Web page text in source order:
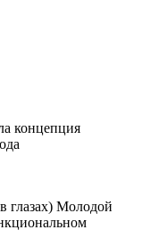
концепция
глазах) Молодой